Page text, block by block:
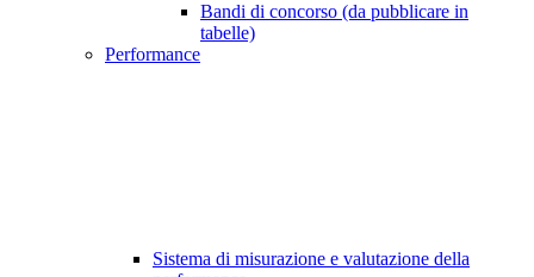
Bandi di concorso (da pubblicare in
tabelle)
Performance
Sistema di misurazione e valutazione della